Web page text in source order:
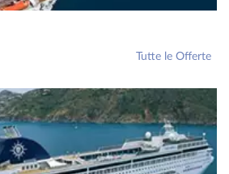
Tutte le Offerte